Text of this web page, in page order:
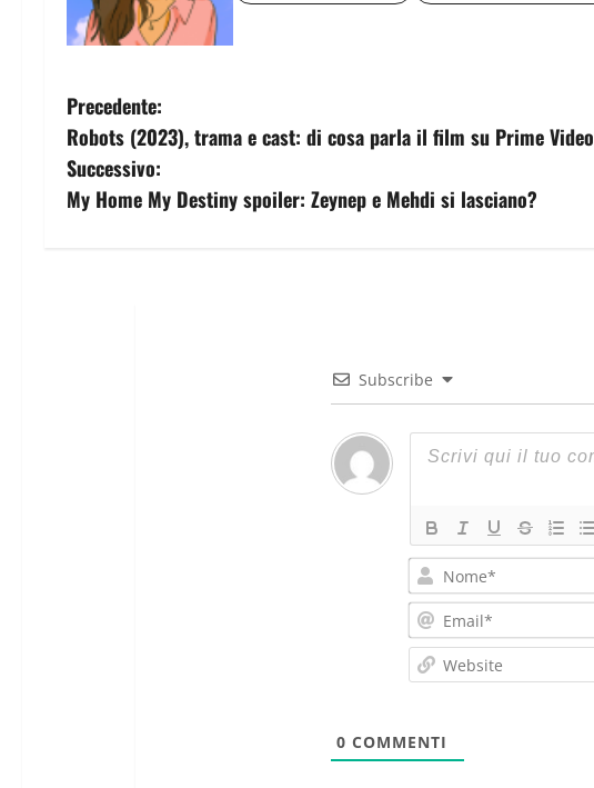
Precedente:
Robots (2023), trama e cast: di cosa parla il film su Prime Video
Successivo:
My Home My Destiny spoiler: Zeynep e Mehdi si lasciano?
Subscribe
0 COMMENTI